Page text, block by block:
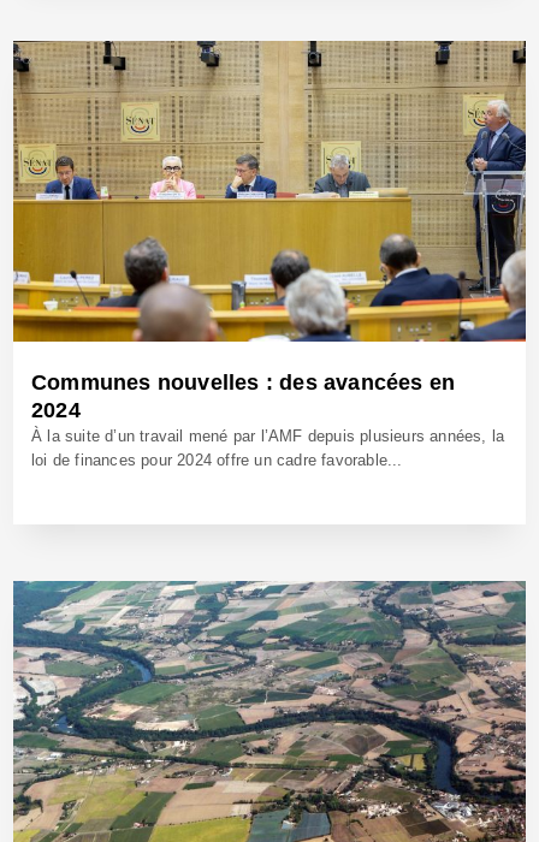
23 Fév 2024 - Réf: BW42133
Communes nouvelles : des avancées en
2024
À la suite d’un travail mené par l’AMF depuis plusieurs années, la
loi de finances pour 2024 offre un cadre favorable...
21 Fév 2024 - Réf: BW42128